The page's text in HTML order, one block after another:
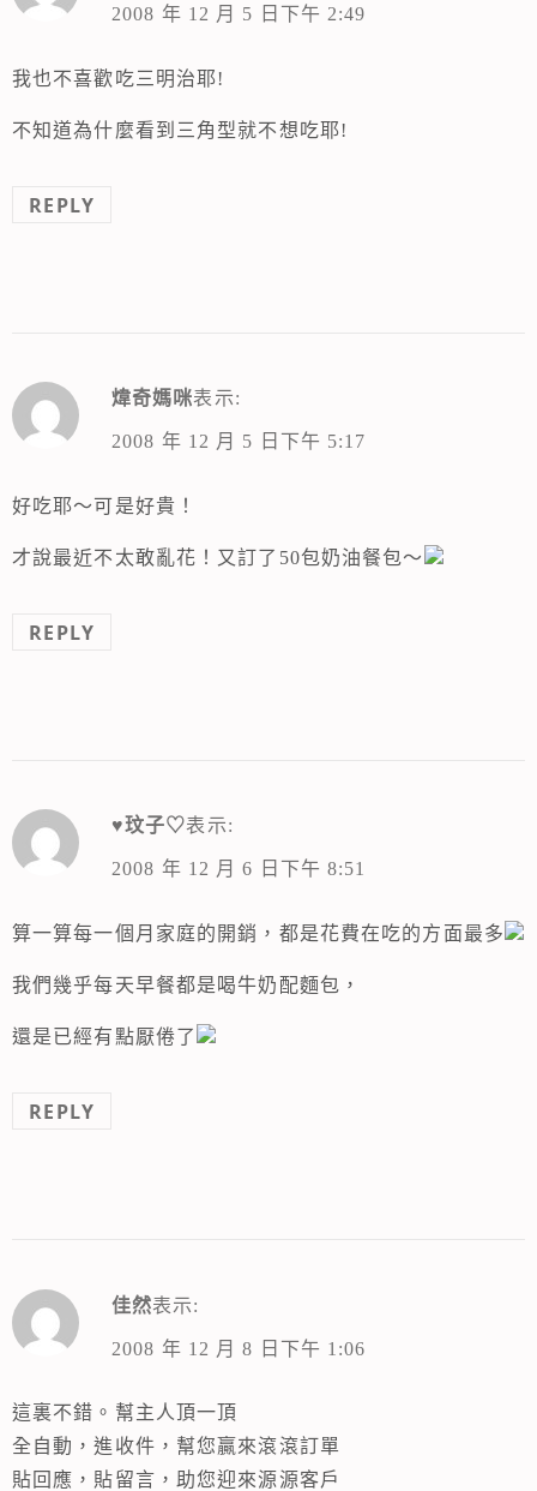
2008 年 12 月 5 日下午 2:49
我也不喜歡吃三明治耶!
不知道為什麼看到三角型就不想吃耶!
REPLY
煒奇媽咪表示:
2008 年 12 月 5 日下午 5:17
好吃耶～可是好貴！
才說最近不太敢亂花！又訂了50包奶油餐包～
REPLY
♥玟子♡表示:
2008 年 12 月 6 日下午 8:51
算一算每一個月家庭的開銷，都是花費在吃的方面最多
我們幾乎每天早餐都是喝牛奶配麵包，
還是已經有點厭倦了
REPLY
佳然表示:
2008 年 12 月 8 日下午 1:06
這裏不錯。幫主人頂一頂
全自動，進收件，幫您贏來滾滾訂單
貼回應，貼留言，助您迎來源源客戶